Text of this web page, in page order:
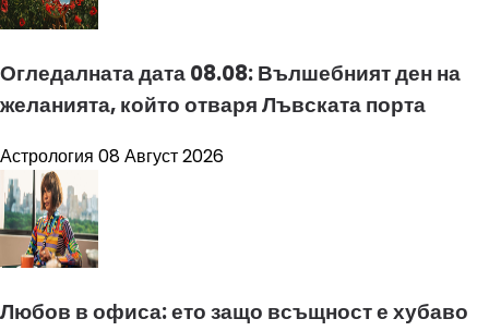
Огледалната дата 08.08: Вълшебният ден на
желанията, който отваря Лъвската порта
Астрология 08 Август 2026
Любов в офиса: ето защо всъщност е хубаво